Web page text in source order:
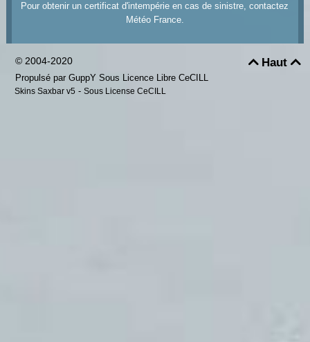
Pour obtenir un certificat d'intempérie en cas de sinistre, contactez
Météo France.
Haut
© 2004-2020
Propulsé par GuppY Sous Licence Libre CeCILL
Skins Saxbar v5 - Sous License CeCILL